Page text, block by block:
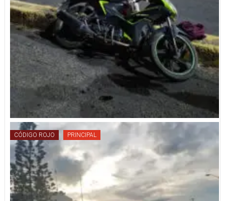
CÓDIGO ROJO PRINCIPAL